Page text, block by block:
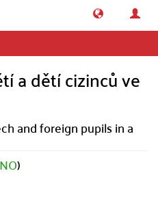
a dětí cizinců ve
and foreign pupils in a
)